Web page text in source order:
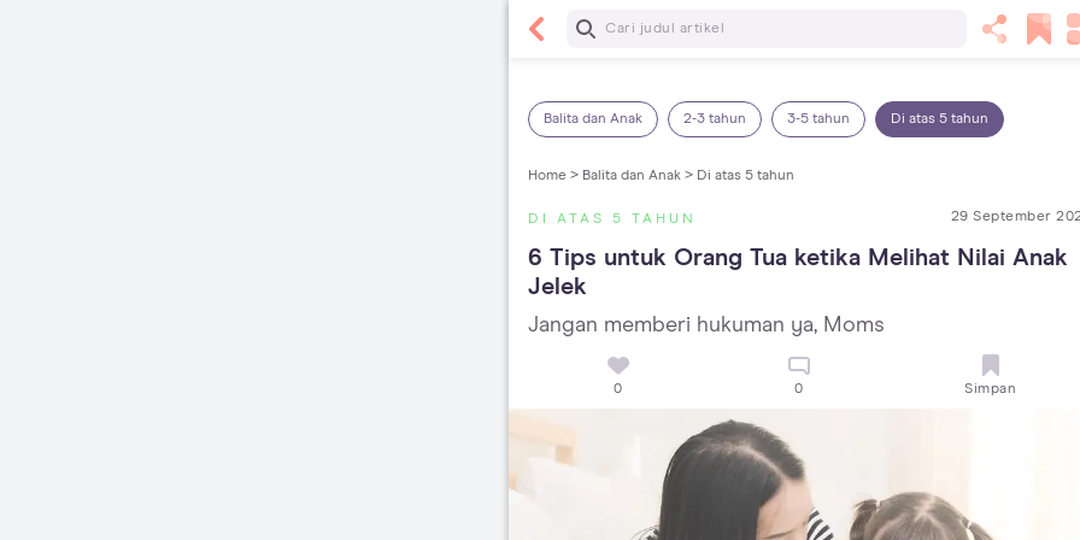
Baca Selanjutnya
Balita dan Anak 2-3 tahun 3-5 tahun Di atas 5 tahun
Home > Balita dan Anak > Di atas 5 tahun
DI ATAS 5 TAHUN 29 September
6 Tips untuk Orang Tua ketika Melihat Nilai Anak
Jelek
Jangan memberi hukuman ya, Moms
0 0 Simpan